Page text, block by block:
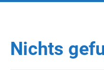
Nichts